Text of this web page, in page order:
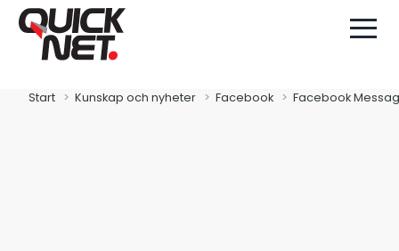
Start Kunskap och nyheter Facebook Facebook